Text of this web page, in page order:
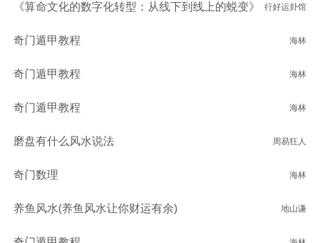
行好运卦馆
《算命文化的数字化转型：从线下到线上的蜕变》
海林
奇门遁甲教程
海林
奇门遁甲教程
海林
奇门遁甲教程
周易狂人
磨盘有什么风水说法
海林
奇门数理
地山谦
养鱼风水(养鱼风水让你财运有余)